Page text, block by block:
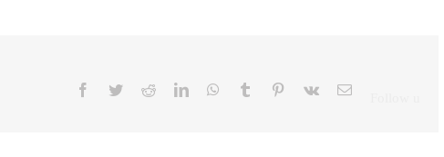
Facebook
TwitterRedditLinkedInWhatsApp
Tumblr Pinterest
Vk
E-